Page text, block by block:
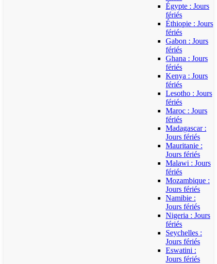
Égypte : Jours
fériés
Éthiopie : Jours
fériés
Gabon : Jours
fériés
Ghana : Jours
fériés
Kenya : Jours
fériés
Lesotho : Jours
fériés
Maroc : Jours
fériés
Madagascar :
Jours fériés
Mauritanie :
Jours fériés
Malawi : Jours
fériés
Mozambique :
Jours fériés
Namibie :
Jours fériés
Nigeria : Jours
fériés
Seychelles :
Jours fériés
Eswatini :
Jours fériés